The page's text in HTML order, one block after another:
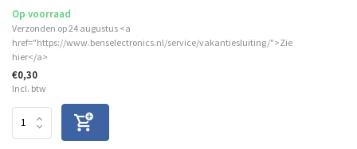
Op voorraad
Verzonden op 24 augustus <a
href="https://www.benselectronics.nl/service/vakantiesluiting/">Zie
hier</a>
€0,30
Incl. btw